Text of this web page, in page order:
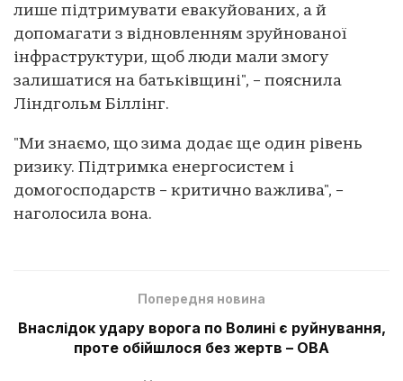
лише підтримувати евакуйованих, а й
допомагати з відновленням зруйнованої
інфраструктури, щоб люди мали змогу
залишатися на батьківщині", – пояснила
Ліндгольм Біллінг.
"Ми знаємо, що зима додає ще один рівень
ризику. Підтримка енергосистем і
домогосподарств – критично важлива", –
наголосила вона.
Попередня новина
Внаслідок удару ворога по Волині є руйнування,
проте обійшлося без жертв – ОВА